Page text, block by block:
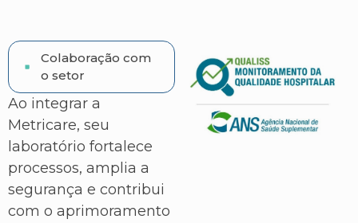
Colaboração com
o setor
Ao integrar a
Metricare, seu
laboratório fortalece
processos, amplia a
segurança e contribui
com o aprimoramento